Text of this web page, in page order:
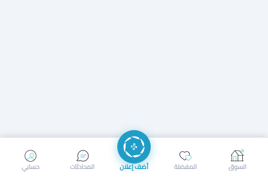
إرسال رسالة إجراء مكالمة
حسابي المحادثات أضف إعلان المفضلة السوق